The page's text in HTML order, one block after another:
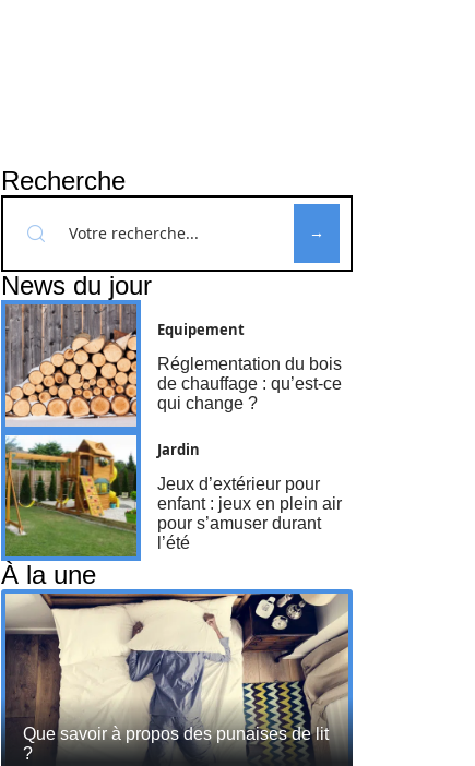
Recherche
News du jour
Equipement
Réglementation du bois
de chauffage : qu’est-ce
qui change ?
Jardin
Jeux d’extérieur pour
enfant : jeux en plein air
pour s’amuser durant
l’été
À la une
Que savoir à propos des punaises de lit
?